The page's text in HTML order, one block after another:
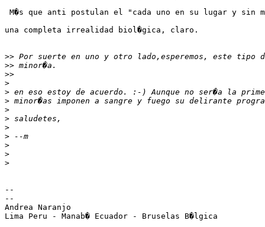
M�s que anti postulan el "cada uno en su lugar y sin
una completa irrealidad biol�gica, claro.
>>
>>
>>
>
>
>
>
>
>
>
>
>
>
--
--
Andrea Naranjo
Lima Peru - Manab� Ecuador - Bruselas B�lgica